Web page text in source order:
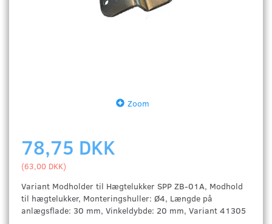
Zoom
78,75 DKK
(63,00 DKK)
Variant Modholder til Hægtelukker SPP ZB-01A, Modhold
til hægtelukker, Monteringshuller: Ø4, Længde på
anlægsflade: 30 mm, Vinkeldybde: 20 mm, Variant 41305